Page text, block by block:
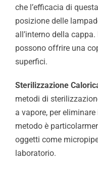
che l’efficacia di
posizione delle
all’interno della
possono offrire una
superfici.
Sterilizzazione
metodi di
a vapore, per
metodo è
oggetti come
laboratorio.